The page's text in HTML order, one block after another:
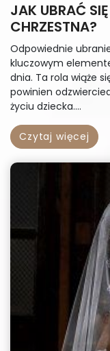
JAK UBRAĆ
CHRZESTNA?
Odpowiednie
kluczowym
dnia. Ta rola wiąże
powinien
życiu dziecka....
Czytaj więcej